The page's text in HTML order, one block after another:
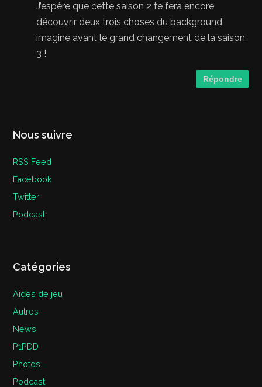
J’espère que cette saison 2 te fera encore
découvrir deux trois choses du background
imaginé avant le grand changement de la saison
3 !
Répondre
Nous suivre
RSS Feed
Facebook
Twitter
Podcast
Catégories
Aides de jeu
Autres
News
P1PDD
Photos
Podcast